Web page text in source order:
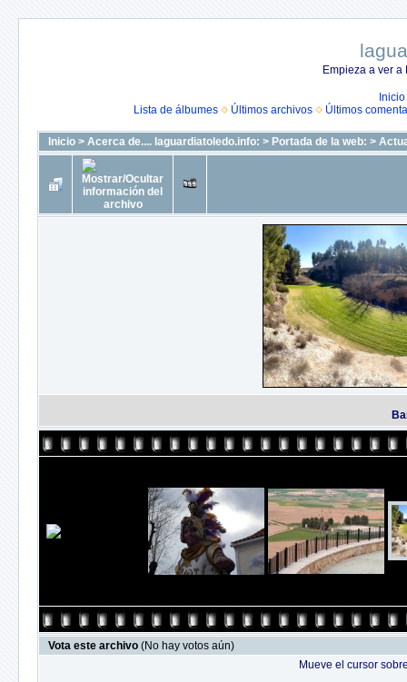
Empieza a ver
Inicio
Lista de álbumes
Últimos archivos Últimos
Inicio > Acerca de.... laguardiatoledo.info: > Portada de la web: >
Vota este archivo (No hay votos aún)
Mueve el cursor